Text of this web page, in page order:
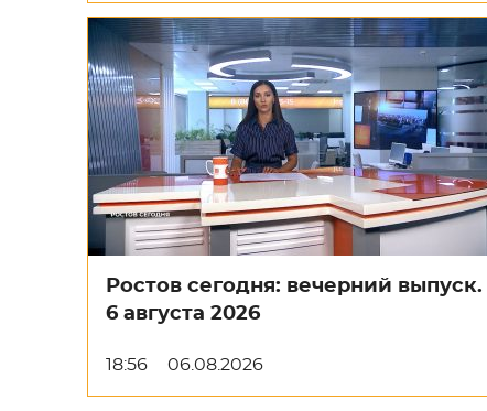
Ростов сегодня: вечерний выпуск.
6 августа 2026
18:56 06.08.2026